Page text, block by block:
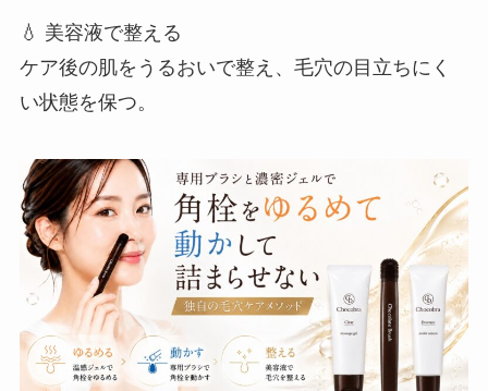
💧 美容液で整える
ケア後の肌をうるおいで整え、毛穴の目立ちにく
い状態を保つ。